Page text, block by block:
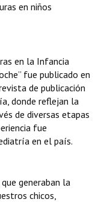
en niños
en la Infancia
fue publicado en
de publicación
donde reflejan la
de diversas etapas
fue
en el país.
generaban la
chicos,